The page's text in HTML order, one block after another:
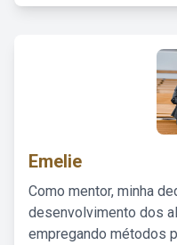
Emelie
Como mentor, minha
desenvolvimento dos
empregando métodos